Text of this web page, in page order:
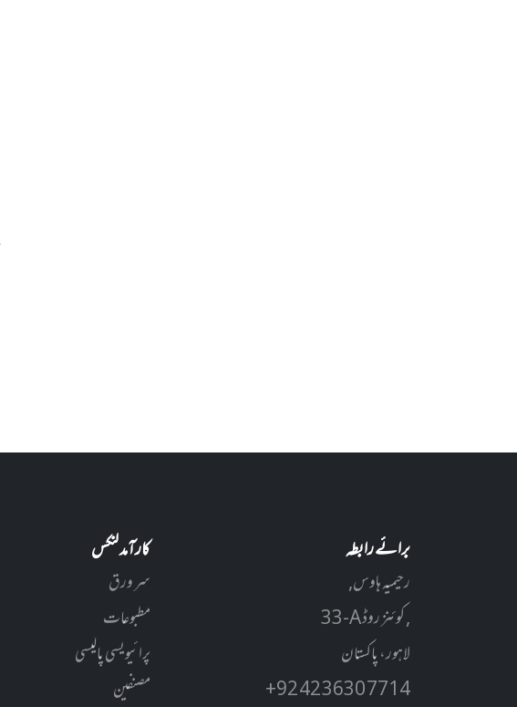
برائے رابطہ
رحیمیہ ہاوس,
33-A کوئنز روڈ ,
لاہور، پاکستان
+92 42 3630 7714
کارآمد لنکس
سر ورق
مطبوعات
پرائیویسی پالیسی
مصنفین